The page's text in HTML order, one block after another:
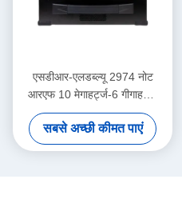
एसडीआर-एलडब्ल्यू 2974 नोट
आरएफ 10 मेगाहर्ट्ज-6 गीगाहर्ट्ज
160 मेगाहर्ट्ज बीडब्ल्यू प्रत्येक 2
चैनल 4 × यूएसबी 3.0, 2 × SFP+
4 × PCIE BUS i7 प्रोसेसर
सबसे अच्छी कीमत पाएं